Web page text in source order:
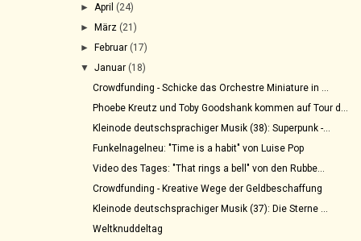
► April (24)
►März (21)
►Februar (17)
▼Januar (18)
Crowdfunding - Schicke das Orchestre Miniature in ...
Phoebe Kreutz und Toby Goodshank kommen auf Tour d...
Kleinode deutschsprachiger Musik (38): Superpunk -...
Funkelnagelneu: "Time is a habit" von Luise Pop
Video des Tages: "That rings a bell" von den Rubbe...
Crowdfunding - Kreative Wege der Geldbeschaffung
Kleinode deutschsprachiger Musik (37): Die Sterne ...
Weltknuddeltag